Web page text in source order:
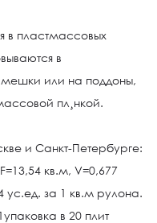
в пластмассовых
в
или на поддоны,
пл¸нкой.
и Санкт-Петербурге:
кв.м, V=0,677
ус.ед. за 1 кв.м рулона.
в 20 плит